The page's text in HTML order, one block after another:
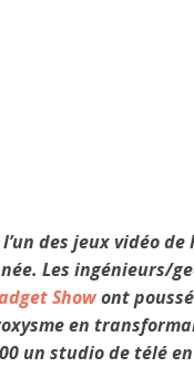
des jeux vidéo de
Les ingénieurs/
Showont
en
un studio de télé